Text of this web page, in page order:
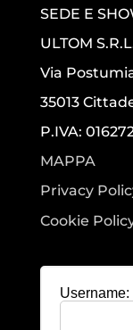
SEDE E
ULTOM
Via
35013
P.IVA:
MAPPA
Privacy
Cookie
Username: